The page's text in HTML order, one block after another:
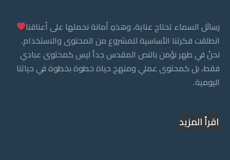
رسائل السماء تحتاج عناية، وهذهِ أمانة نحملها على أعناقنا
انطلقت فكرتنا الأساسية للمشروع من المحتوى والاستخدام.
نحنُ في طهر نؤمن بالنص المقدس جداً ليس كمحتوى عبادي
فقط، بل كمحتوى عملي ومنهج حياة خطوة بخطوة في حياتنا
اليومية.
اقرأ المزيد